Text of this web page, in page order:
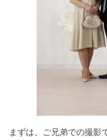
まずは、ご兄弟での撮